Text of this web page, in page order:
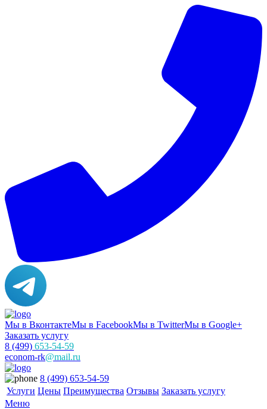
Мы в ВконтактеМы в FacebookМы в TwitterМы в Google+
Заказать услугу
8 (499) 653-54-59
econom-rk@mail.ru
8 (499) 653-54-59
Услуги Цены Преимущества Отзывы Заказать услугу
Меню